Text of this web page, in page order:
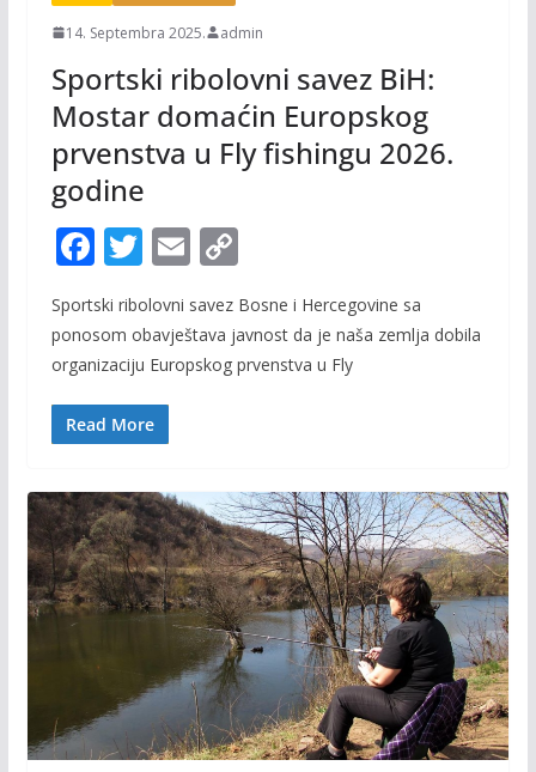
14. Septembra 2025. admin
Sportski ribolovni savez BiH:
Mostar domaćin Europskog
prvenstva u Fly fishingu 2026.
godine
F
ac
e
b
o
o
T
w
itt
er
E
ai
l
C
p
y
Sportski ribolovni savez Bosne i Hercegovine sa
ponosom obavještava javnost da je naša zemlja dobila
organizaciju Europskog prvenstva u Fly
Read More